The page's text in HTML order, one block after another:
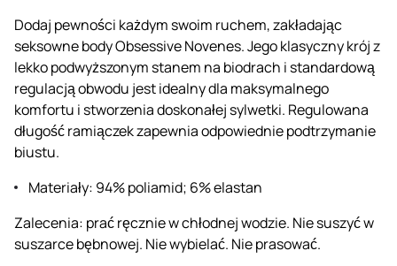
Dodaj pewności każdym swoim ruchem, zakładając
seksowne body Obsessive Novenes. Jego klasyczny krój z
lekko podwyższonym stanem na biodrach i standardową
regulacją obwodu jest idealny dla maksymalnego
komfortu i stworzenia doskonałej sylwetki. Regulowana
długość ramiączek zapewnia odpowiednie podtrzymanie
biustu.
Materiały: 94% poliamid; 6% elastan
Zalecenia: prać ręcznie w chłodnej wodzie. Nie suszyć w
suszarce bębnowej. Nie wybielać. Nie prasować.